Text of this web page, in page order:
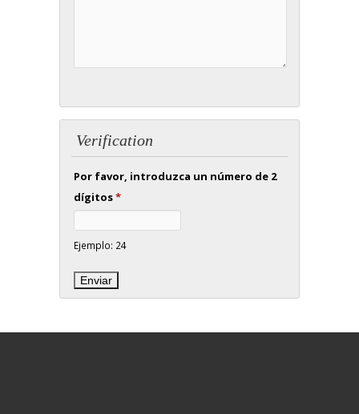
Verification
Por favor, introduzca un número de 2
dígitos*
Ejemplo: 24